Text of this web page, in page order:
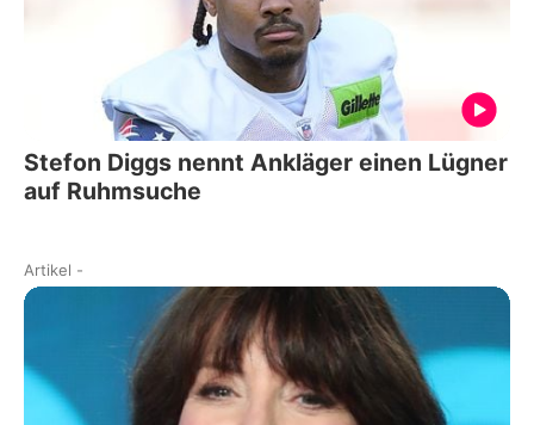
Stefon Diggs nennt Ankläger einen Lügner
auf Ruhmsuche
Artikel -